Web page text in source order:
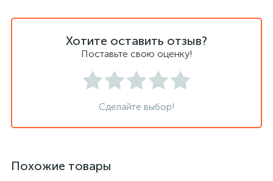
Хотите оставить отзыв?
Поставьте свою оценку!
Сделайте выбор!
Похожие товары